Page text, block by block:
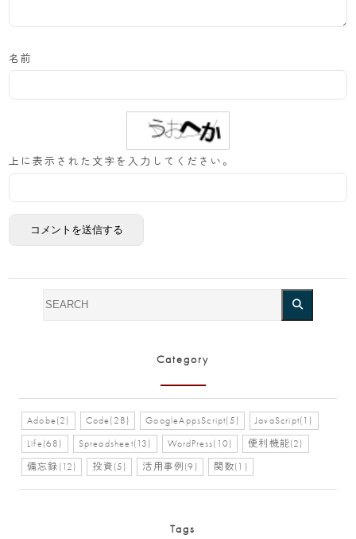
名前
上に表示された文字を入力してください。
Category
Adobe(2) Code(28) GoogleAppsScript(5) JavaScript(1)
Life(68) Spreadsheet(13) WordPress(10) 便利機能(2)
備忘録(12) 投資(5) 活用事例(9) 関数(1)
Tags